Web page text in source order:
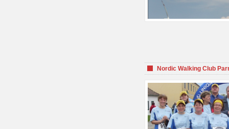
Nordic Walking Club